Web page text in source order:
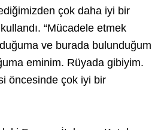
çok daha iyi bir
“Mücadele etmek
ve burada bulunduğum
eminim. Rüyada gibiyim.
öncesinde çok iyi bir